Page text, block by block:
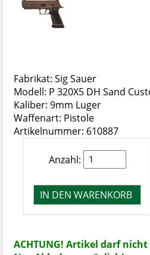
Fabrikat: Sig Sauer
Modell: P 320X5 DH Sand
Kaliber: 9mm Luger
Waffenart: Pistole
Artikelnummer: 610887
Anzahl:
ACHTUNG! Artikel darf